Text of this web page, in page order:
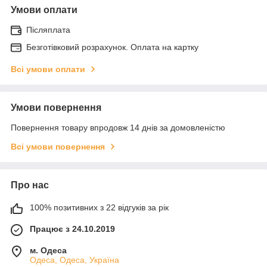
Умови оплати
Післяплата
Безготівковий розрахунок. Оплата на картку
Всі умови оплати
Умови повернення
Повернення товару впродовж 14 днів за домовленістю
Всі умови повернення
Про нас
100% позитивних з 22 відгуків за рік
Працює з 24.10.2019
м. Одеса
Одеса, Одеса, Україна